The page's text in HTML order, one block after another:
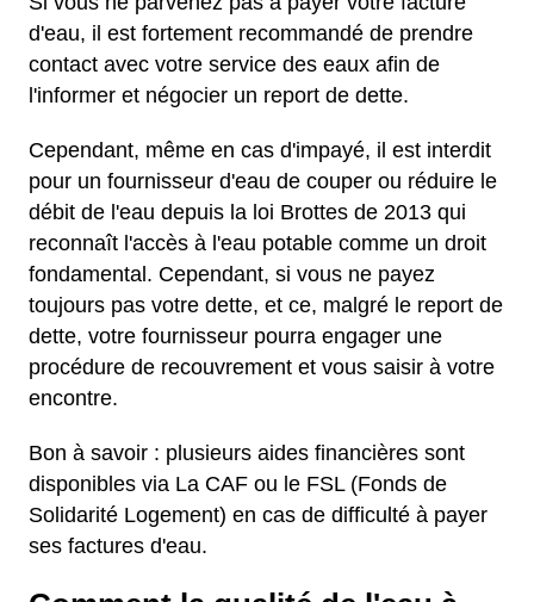
d'eau, il est fortement recommandé de prendre
contact avec votre service des eaux afin de
l'informer et négocier un report de dette.
Cependant, même en cas d'impayé, il est interdit
pour un fournisseur d'eau de couper ou réduire le
débit de l'eau depuis la loi Brottes de 2013 qui
reconnaît l'accès à l'eau potable comme un droit
fondamental. Cependant, si vous ne payez
toujours pas votre dette, et ce, malgré le report de
dette, votre fournisseur pourra engager une
procédure de recouvrement et vous saisir à votre
encontre.
Bon à savoir : plusieurs aides financières sont
disponibles via La CAF ou le FSL (Fonds de
Solidarité Logement) en cas de difficulté à payer
ses factures d'eau.